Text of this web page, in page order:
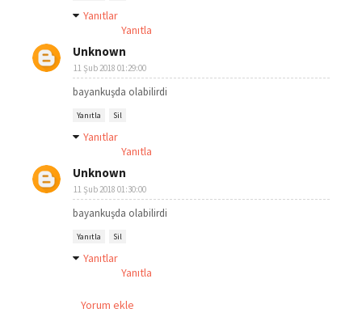
Yanıtlar
Yanıtla
Unknown
11 Şub 2018 01:29:00
bayankuşda olabilirdi
Yanıtla Sil
Yanıtlar
Yanıtla
Unknown
11 Şub 2018 01:30:00
bayankuşda olabilirdi
Yanıtla Sil
Yanıtlar
Yanıtla
Yorum ekle